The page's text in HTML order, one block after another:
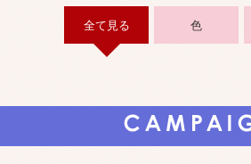
全て見る 色